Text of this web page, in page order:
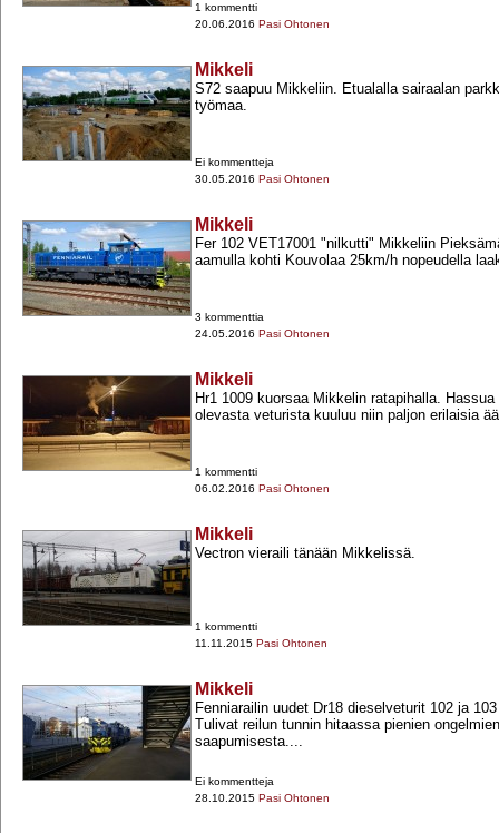
1 kommentti
20.06.2016 Pasi Ohtonen
Mikkeli
S72 saapuu Mikkeliin. Etualalla sairaalan
työmaa.
Ei kommentteja
30.05.2016 Pasi Ohtonen
Mikkeli
Fer 102 VET17001 "nilkutti" Mikkeliin
aamulla kohti Kouvolaa 25km/h nopeudella
3 kommenttia
24.05.2016 Pasi Ohtonen
Mikkeli
Hr1 1009 kuorsaa Mikkelin ratapihalla.
olevasta veturista kuuluu niin paljon erilaisia
1 kommentti
06.02.2016 Pasi Ohtonen
Mikkeli
Vectron vieraili tänään Mikkelissä.
1 kommentti
11.11.2015 Pasi Ohtonen
Mikkeli
Fenniarailin uudet Dr18 dieselveturit 102 ja
Tulivat reilun tunnin hitaassa pienien
saapumisesta....
Ei kommentteja
28.10.2015 Pasi Ohtonen